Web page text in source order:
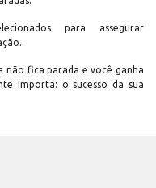
para assegurar
não fica parada e você ganha
importa: o sucesso da sua